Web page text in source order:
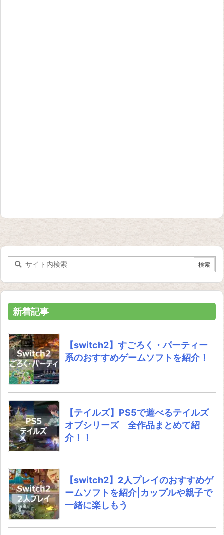
新着記事
【switch2】すごろく・パーティー
系のおすすめゲームソフトを紹介！
【テイルズ】PS5で遊べるテイルズ
オブシリーズ 全作品まとめて紹
介！！
【switch2】2人プレイのおすすめゲ
ームソフトを紹介|カップルや親子で
一緒に楽しもう